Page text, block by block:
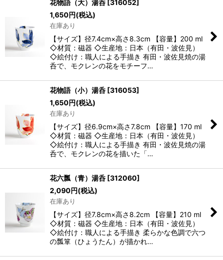
花物語（大）湯呑 [316052]
1,650円(税込)
在庫あり
【サイズ】径7.4cm×高さ8.3cm 【容量】200 ml
◇材質：磁器 ◇生産地：日本（有田・波佐見）
◇絵付け：職人による手描き 有田・波佐見焼の湯
呑で、モクレンの花をモチーフ…
花物語（小）湯呑 [316053]
1,650円(税込)
在庫あり
【サイズ】径6.9cm×高さ7.8cm 【容量】170 ml
◇材質：磁器 ◇生産地：日本（有田・波佐見）
◇絵付け：職人による手描き 有田・波佐見焼の湯
呑で、モクレンの花を描いた「…
花六瓢（青）湯呑 [312060]
2,090円(税込)
在庫あり
【サイズ】径7.8cm×高さ8.2cm 【容量】210 ml
◇材質：磁器 ◇生産地：日本（有田・波佐見）
◇絵付け：職人による手描き 柔らかな色調で六つ
の瓢箪（ひょうたん）が描かれ…